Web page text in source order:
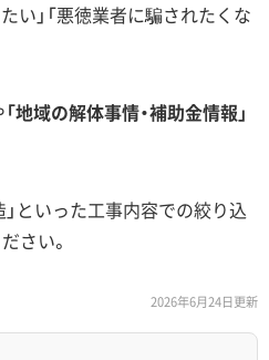
い」「悪徳業者に騙されたくな
「地域の解体事情・補助金情報」
」といった工事内容での絞り込
さい。
2026年6月24日更新